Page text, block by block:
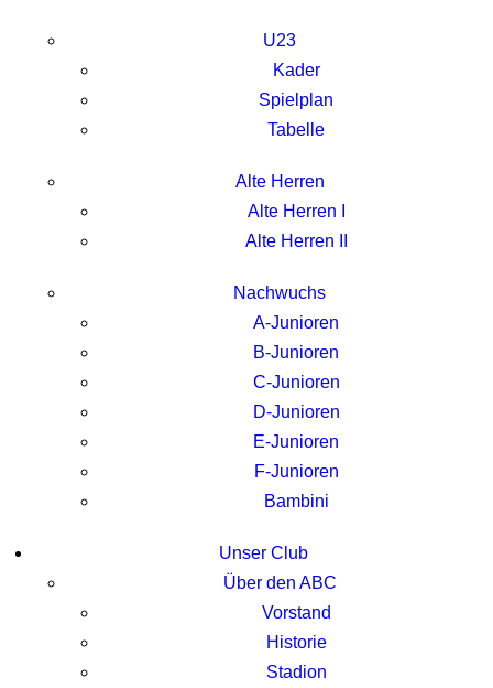
U23
Kader
Spielplan
Tabelle
Alte Herren
Alte Herren I
Alte Herren II
Nachwuchs
A-Junioren
B-Junioren
C-Junioren
D-Junioren
E-Junioren
F-Junioren
Bambini
Unser Club
Über den ABC
Vorstand
Historie
Stadion